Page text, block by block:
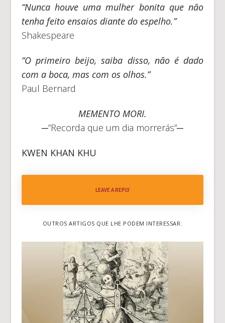
“Nunca houve uma mulher bonita que não
tenha feito ensaios diante do espelho.”
Shakespeare
“O primeiro beijo, saiba disso, não é dado
com a boca, mas com os olhos.”
Paul Bernard
MEMENTO MORI.
─”Recorda que um dia morrerás”─
KWEN KHAN KHU
LEAVE A REPLY
OUTROS ARTIGOS QUE LHE PODEM INTERESSAR: